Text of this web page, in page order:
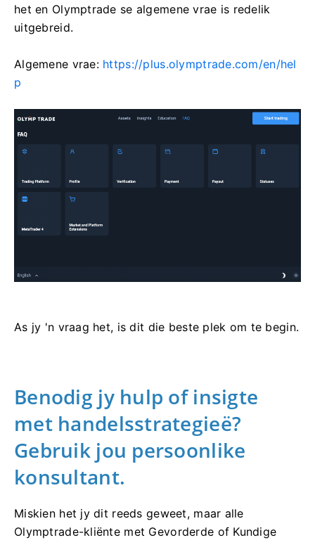
het en Olymptrade se algemene vrae is redelik
uitgebreid.
Algemene vrae: https://plus.olymptrade.com/en/hel
p
As jy 'n vraag het, is dit die beste plek om te begin.
Benodig jy hulp of insigte
met handelsstrategieë?
Gebruik jou persoonlike
konsultant.
Miskien het jy dit reeds geweet, maar alle
Olymptrade-kliënte met Gevorderde of Kundige